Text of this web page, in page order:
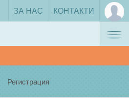
ЗА НАС КОНТАКТИ
Регистрация